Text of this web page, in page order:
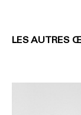
LES AUTRES